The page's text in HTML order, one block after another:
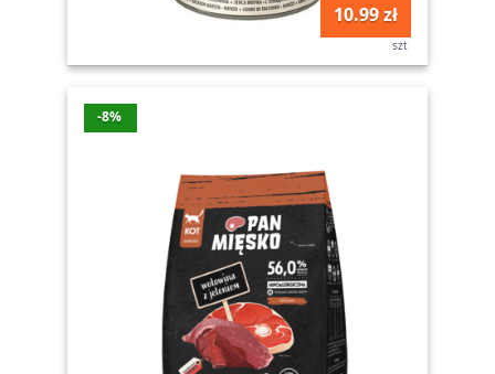
10.99 zł
szt
-8%